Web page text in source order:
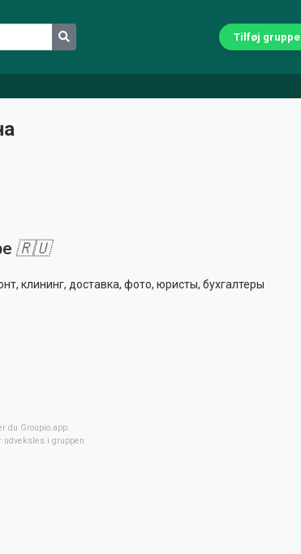
Tilføj gruppe
🇷🇺
клининг, доставка, фото, юристы, бухгалтеры
du Groupio.app.
udveksles i gruppen.